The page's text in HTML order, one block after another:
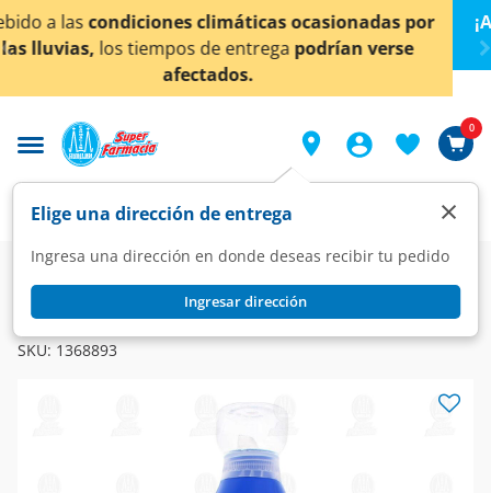
< div class="carousel-inner">
por
verse
¡Ahora también en Aguascalientes!
conocer detalles.
Elige una dirección de entrega
Ingresa una dirección en donde deseas recibir tu pedido
Ingresar dirección
×
0
Super Hogar Lavandería Detergentes
Detergente Líquido Ariel Revitacolor, 2.8 l.
SKU: 1368893